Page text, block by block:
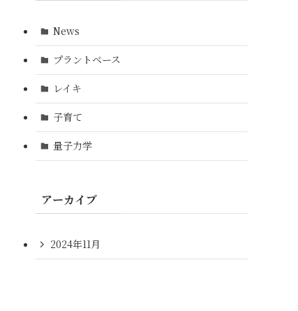
News
プラントベース
レイキ
子育て
量子力学
アーカイブ
2024年11月